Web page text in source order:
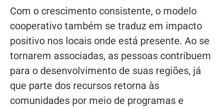
Com o crescimento consistente, o modelo
cooperativo também se traduz em impacto
positivo nos locais onde está presente. Ao se
tornarem associadas, as pessoas contribuem
para o desenvolvimento de suas regiões, já
que parte dos recursos retorna às
comunidades por meio de programas e